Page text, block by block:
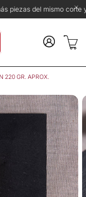
corte y recibe 3% de
220 GR. APROX.